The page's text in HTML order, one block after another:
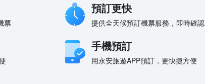
票
預訂更快
提供全天候預訂機票服務，即時確認
手機預訂
用永安旅遊APP預訂，更快捷方便